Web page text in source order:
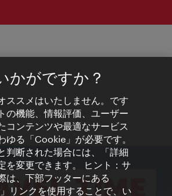
かがですか？
ススメはいたしません。です
の機能、情報評価、ユーザー
コンテンツや最適なサービス
ゆる「Cookie」が必要です。
判断された場合には、「詳細
を変更できます。 ヒント：サ
は、下部フッターにある
リンクを使用することで、い